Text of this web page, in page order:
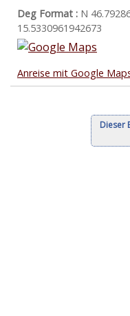
Deg Format : N
15.5330961942673
Anreise mit Google
Dieser